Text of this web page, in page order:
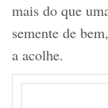
mais do que
semente de
a acolhe.